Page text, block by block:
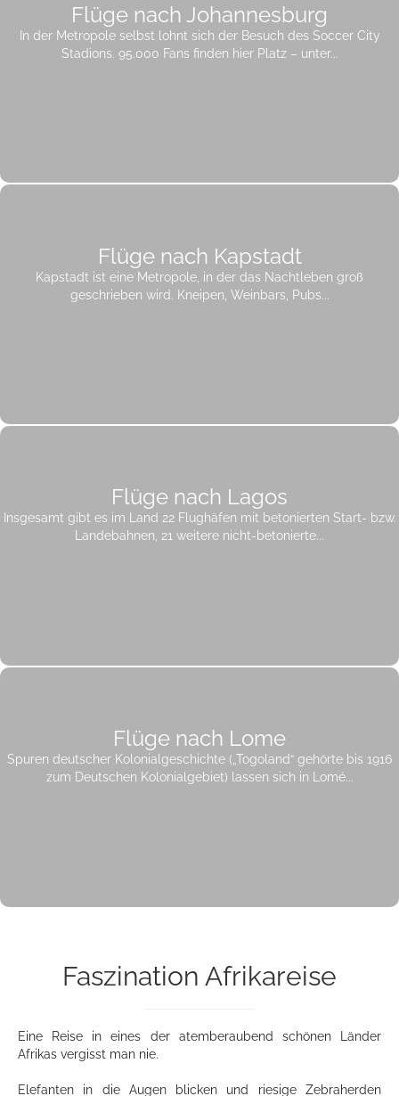
Flüge nach Johannesburg
In der Metropole selbst lohnt sich der Besuch des Soccer City
Stadions. 95.000 Fans finden hier Platz – unter...
Flüge nach Kapstadt
Kapstadt ist eine Metropole, in der das Nachtleben groß
geschrieben wird. Kneipen, Weinbars, Pubs...
Flüge nach Lagos
Insgesamt gibt es im Land 22 Flughäfen mit betonierten Start- bzw.
Landebahnen, 21 weitere nicht-betonierte...
Flüge nach Lome
Spuren deutscher Kolonialgeschichte („Togoland“ gehörte bis 1916
zum Deutschen Kolonialgebiet) lassen sich in Lomé...
Faszination Afrikareise
Eine Reise in eines der atemberaubend schönen Länder
Afrikas vergisst man nie.
Elefanten in die Augen blicken und riesige Zebraherden